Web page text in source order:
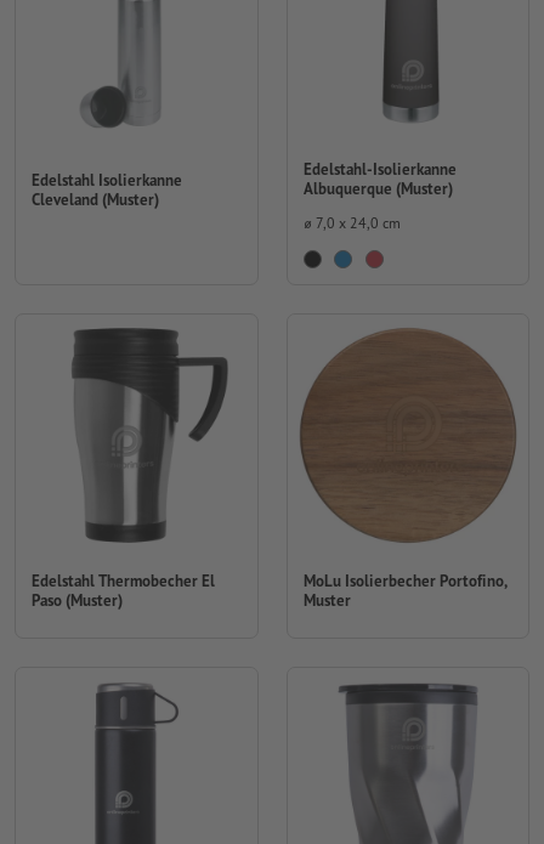
Edelstahl Isolierkanne
Cleveland (Muster)
Edelstahl-Isolierkanne
Albuquerque (Muster)
⌀ 7,0 x 24,0 cm
Edelstahl Thermobecher El
Paso (Muster)
MoLu Isolierbecher Portofino,
Muster